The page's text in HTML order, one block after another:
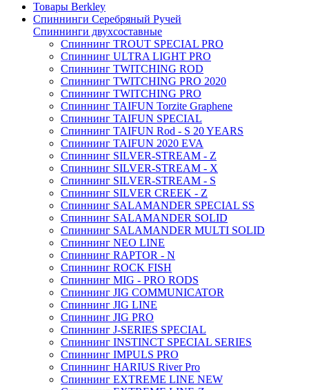
Товары Berkley
Спиннинги Серебряный Ручей
Спиннинги двухсоставные
Спиннинг TROUT SPECIAL PRO
Спиннинг ULTRA LIGHT PRO
Спиннинг TWITCHING ROD
Спиннинг TWITCHING PRO 2020
Спиннинг TWITCHING PRO
Спиннинг TAIFUN Torzite Graphene
Спиннинг TAIFUN SPECIAL
Спиннинг TAIFUN Rod - S 20 YEARS
Спиннинг TAIFUN 2020 EVA
Спиннинг SILVER-STREAM - Z
Спиннинг SILVER-STREAM - X
Спиннинг SILVER-STREAM - S
Спиннинг SILVER CREEK - Z
Спиннинг SALAMANDER SPECIAL SS
Спиннинг SALAMANDER SOLID
Спиннинг SALAMANDER MULTI SOLID
Спиннинг NEO LINE
Спиннинг RAPTOR - N
Спиннинг ROCK FISH
Спиннинг MIG - PRO RODS
Спиннинг JIG COMMUNICATOR
Спиннинг JIG LINE
Спиннинг JIG PRO
Спиннинг J-SERIES SPECIAL
Спиннинг INSTINCT SPECIAL SERIES
Спиннинг IMPULS PRO
Спиннинг HARIUS River Pro
Спиннинг EXTREME LINE NEW